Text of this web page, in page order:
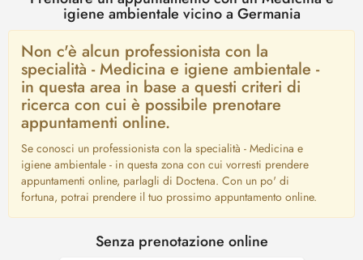
igiene ambientale vicino a Germania
Non c'è alcun professionista con la
specialità - Medicina e igiene ambientale -
in questa area in base a questi criteri di
ricerca con cui è possibile prenotare
appuntamenti online.
Se conosci un professionista con la specialità - Medicina e
igiene ambientale - in questa zona con cui vorresti prendere
appuntamenti online, parlagli di Doctena. Con un po' di
fortuna, potrai prendere il tuo prossimo appuntamento online.
Senza prenotazione online